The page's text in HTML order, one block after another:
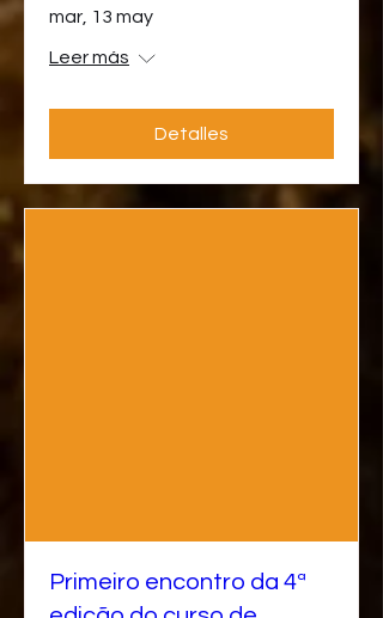
mar, 13 may
Leer más
Detalles
Primeiro encontro da 4ª